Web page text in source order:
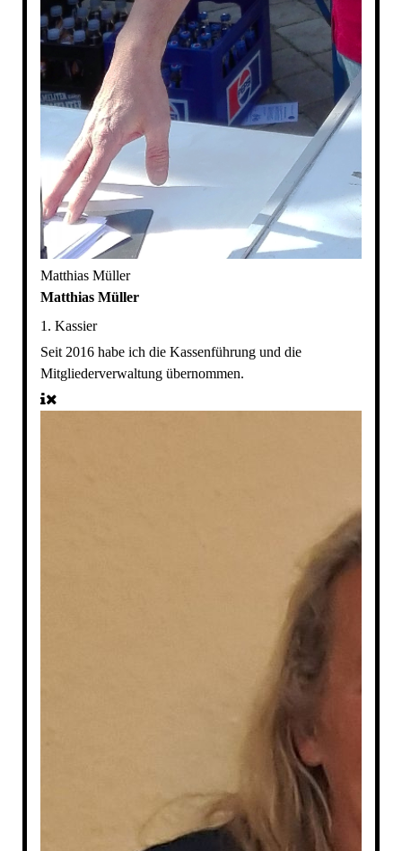
Matthias Müller
Matthias Müller
1. Kassier
Seit 2016 habe ich die Kassenführung und die
Mitgliederverwaltung übernommen.